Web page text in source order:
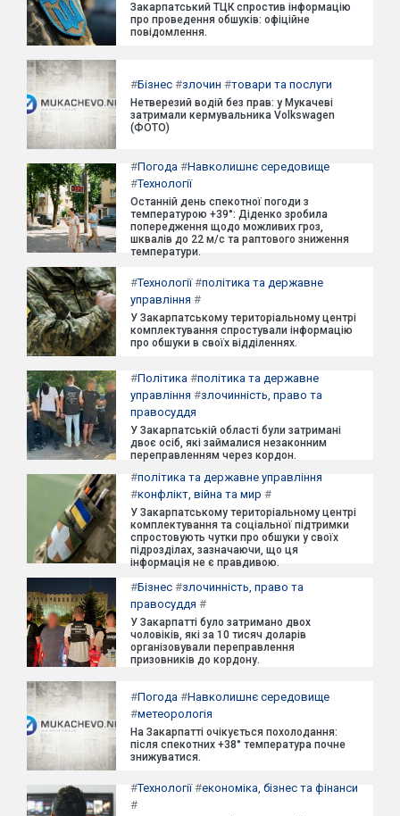
Закарпатський ТЦК спростив інформацію
про проведення обшуків: офіційне
повідомлення.
#Бізнес #злочин #товари та послуги
Нетверезий водій без прав: у Мукачеві
затримали кермувальника Volkswagen
(ФОТО)
#Погода #Навколишнє середовище
#Технології
Останній день спекотної погоди з
температурою +39°: Діденко зробила
попередження щодо можливих гроз,
шквалів до 22 м/с та раптового зниження
температури.
#Технології#політика та державне
управління #
У Закарпатському територіальному центрі
комплектування спростували інформацію
про обшуки в своїх відділеннях.
#Політика #політика та державне
управління #злочинність, право та
правосуддя
У Закарпатській області були затримані
двоє осіб, які займалися незаконним
переправленням через кордон.
#політика та державне управління
#конфлікт, війна та мир #
У Закарпатському територіальному центрі
комплектування та соціальної підтримки
спростовують чутки про обшуки у своїх
підрозділах, зазначаючи, що ця
інформація не є правдивою.
#Бізнес #злочинність, право та
правосуддя #
У Закарпатті було затримано двох
чоловіків, які за 10 тисяч доларів
організовували переправлення
призовників до кордону.
#Погода #Навколишнє середовище
#метеорологія
На Закарпатті очікується похолодання:
після спекотних +38° температура почне
знижуватися.
#Технології#економіка, бізнес та фінанси
#